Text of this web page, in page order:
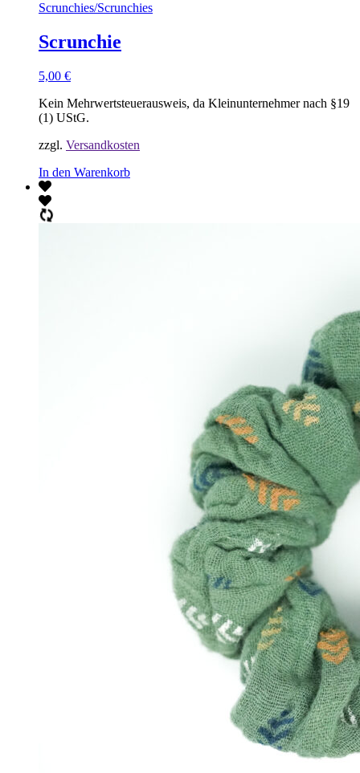
Scrunchies/Scrunchies
Scrunchie
5,00 €
Kein Mehrwertsteuerausweis, da Kleinunternehmer nach §19
(1) UStG.
zzgl. Versandkosten
In den Warenkorb